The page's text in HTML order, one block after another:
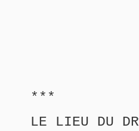
***
LE LIEU DU